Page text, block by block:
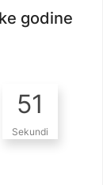
godine
50
Sekundi